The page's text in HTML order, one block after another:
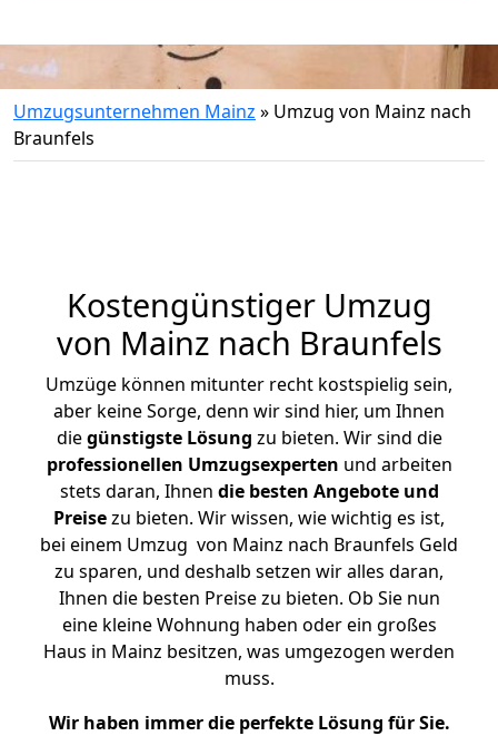
Umzugsunternehmen Mainz » Umzug von Mainz nach
Braunfels
Kostengünstiger Umzug
von Mainz nach Braunfels
Umzüge können mitunter recht kostspielig sein,
aber keine Sorge, denn wir sind hier, um Ihnen
diegünstigste Lösung zu bieten. Wir sind die
professionellen Umzugsexperten und arbeiten
stets daran, Ihnen die besten Angebote und
Preisezu bieten. Wir wissen, wie wichtig es ist,
bei einem Umzug von Mainz nach Braunfels Geld
zu sparen, und deshalb setzen wir alles daran,
Ihnen die besten Preise zu bieten. Ob Sie nun
eine kleine Wohnung haben oder ein großes
Haus in Mainz besitzen, was umgezogen werden
muss.
Wir haben immer die perfekte Lösung für Sie.